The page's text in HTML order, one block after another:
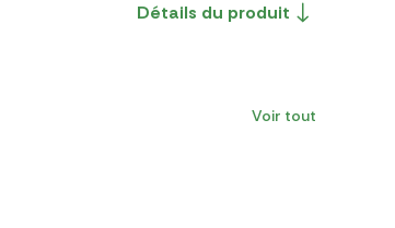
Détails du produit
Voir tout